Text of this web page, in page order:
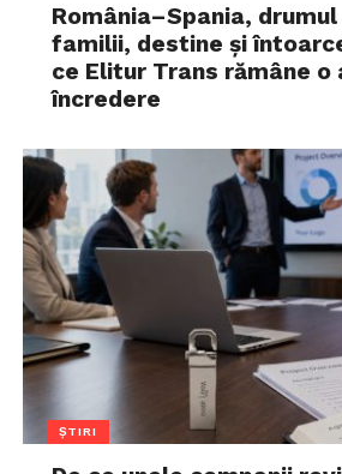
România–Spania,
familii, destine și
ce Elitur Trans rămâne o
încredere
ȘTIRI